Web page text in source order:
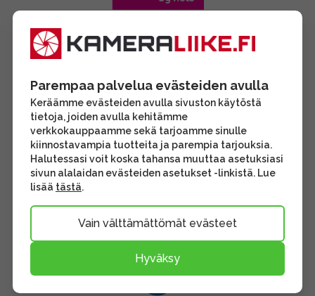
Parempaa palvelua evästeiden avulla
Keräämme evästeiden avulla sivuston käytöstä
tietoja, joiden avulla kehitämme
verkkokauppaamme sekä tarjoamme sinulle
kiinnostavampia tuotteita ja parempia tarjouksia.
Halutessasi voit koska tahansa muuttaa asetuksiasi
sivun alalaidan evästeiden asetukset -linkistä. Lue
lisää tästä.
Vain välttämättömät evästeet
Hyväksy